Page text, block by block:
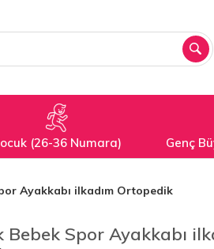
(26-36 Numara) Genç
Ayakkabı ilkadım Ortopedik
Bebek Spor Ayakkabı